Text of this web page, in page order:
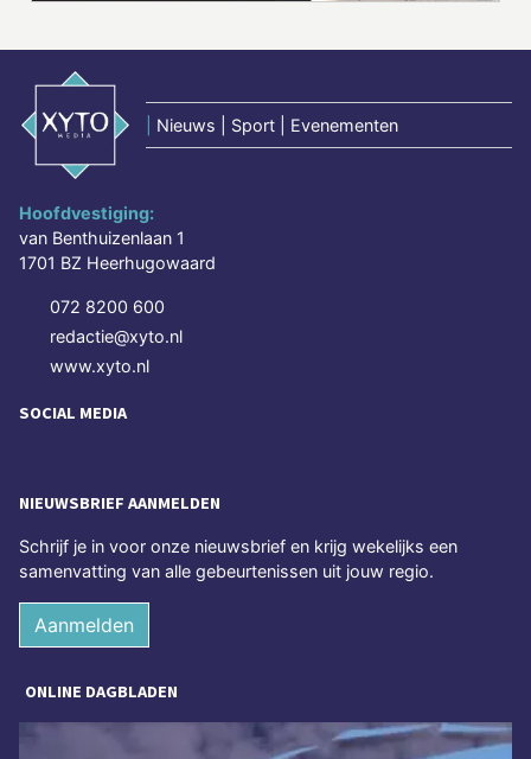
Nieuws | Sport | Evenementen
Hoofdvestiging:
van Benthuizenlaan 1
1701 BZ Heerhugowaard
072 8200 600
redactie@xyto.nl
www.xyto.nl
SOCIAL MEDIA
NIEUWSBRIEF AANMELDEN
Schrijf je in voor onze nieuwsbrief en krijg wekelijks een
samenvatting van alle gebeurtenissen uit jouw regio.
Aanmelden
ONLINE DAGBLADEN